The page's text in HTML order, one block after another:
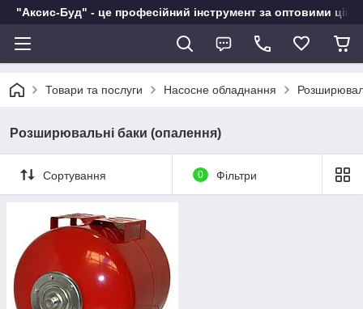
"Аксис-Буд" - це професійний інструмент за оптовими
Товари та послуги Насосне обладнання
Розширювальні баки (опалення)
Сортування 0 Фільтри